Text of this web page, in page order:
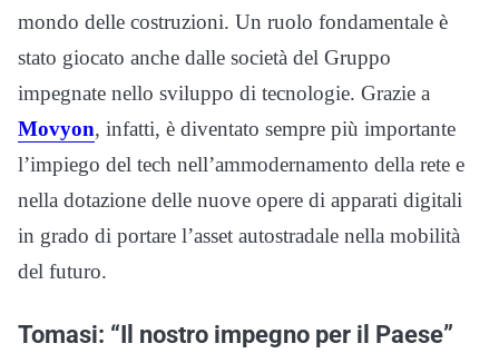
mondo delle costruzioni. Un ruolo fondamentale è
stato giocato anche dalle società del Gruppo
impegnate nello sviluppo di tecnologie. Grazie a
Movyon, infatti, è diventato sempre più importante
l’impiego del tech nell’ammodernamento della rete e
nella dotazione delle nuove opere di apparati digitali
in grado di portare l’asset autostradale nella mobilità
del futuro.
Tomasi: “Il nostro impegno per il Paese”